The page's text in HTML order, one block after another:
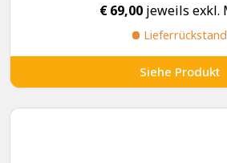
€69,00 jeweils exkl.
Lieferrückstand
Siehe Produkt